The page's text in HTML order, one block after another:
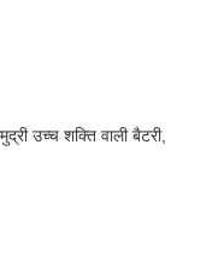
उच्च शक्ति वाली बैटरी,